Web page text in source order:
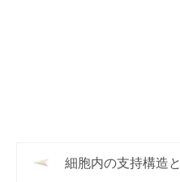
細胞内の支持構造